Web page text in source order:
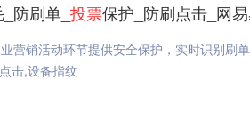
防刷单_ 投票保护_防刷点击_网
业营销活动环节提供安全保护，实时识别刷
击,设备指纹